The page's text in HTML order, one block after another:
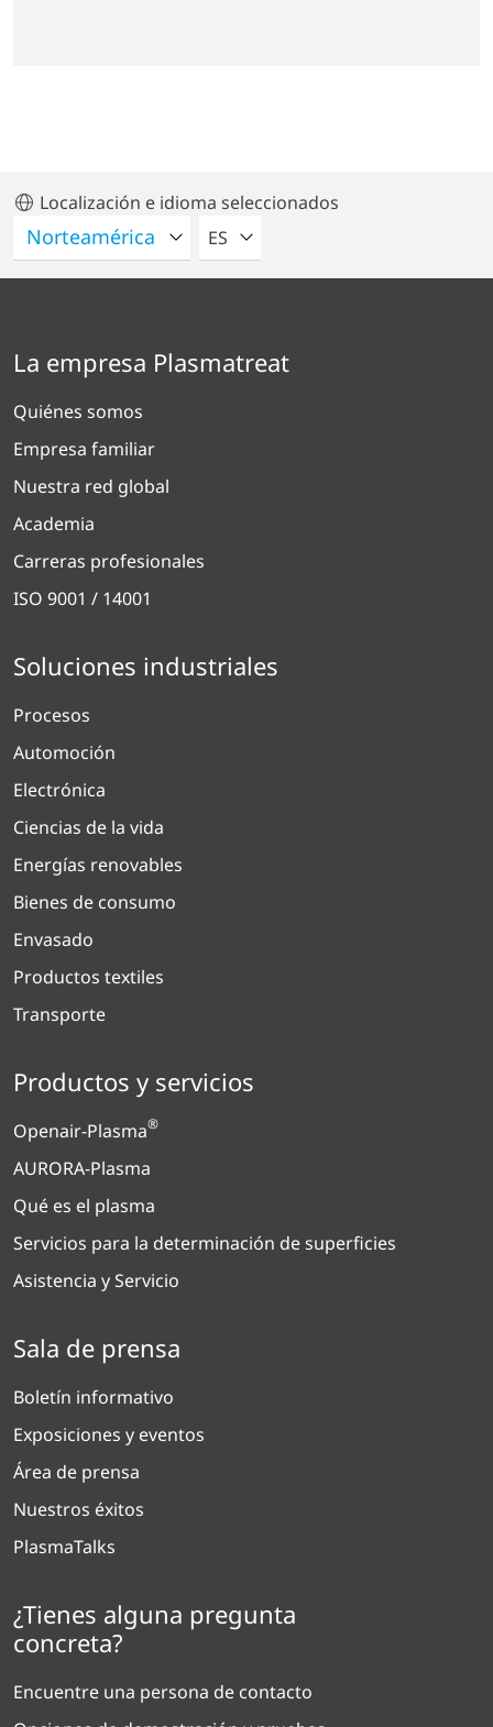
Localización e idioma seleccionados
POR FAVOR SELECCIONE UN
ES
La empresa Plasmatreat
Quiénes somos
Empresa familiar
Nuestra red global
Academia
Carreras profesionales
ISO 9001 / 14001
Soluciones industriales
Procesos
Automoción
Electrónica
Ciencias de la vida
Energías renovables
Bienes de consumo
Envasado
Productos textiles
Transporte
Productos y servicios
Openair-Plasma®
AURORA-Plasma
Qué es el plasma
Servicios para la determinación de superficies
Asistencia y Servicio
Sala de prensa
Boletín informativo
Exposiciones y eventos
Área de prensa
Nuestros éxitos
PlasmaTalks
¿Tienes alguna pregunta
concreta?
Encuentre una persona de contacto